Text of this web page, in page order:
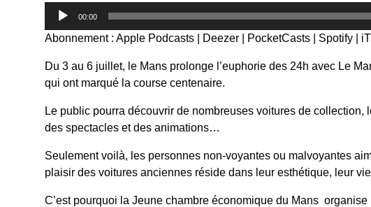
Lecteur
00:00
Abonnement :Apple Podcasts Deezer PocketCasts Spotify
Du 3 au 6 juillet, le Mans prolonge l’euphorie des 24h avec Le
qui ont marqué la course centenaire.
Le public pourra découvrir de nombreuses voitures de collection,
des spectacles et des animations…
Seulement voilà, les personnes non-voyantes ou malvoyantes
plaisir des voitures anciennes réside dans leur esthétique, leur
C’est pourquoi la Jeune chambre économique du Mans